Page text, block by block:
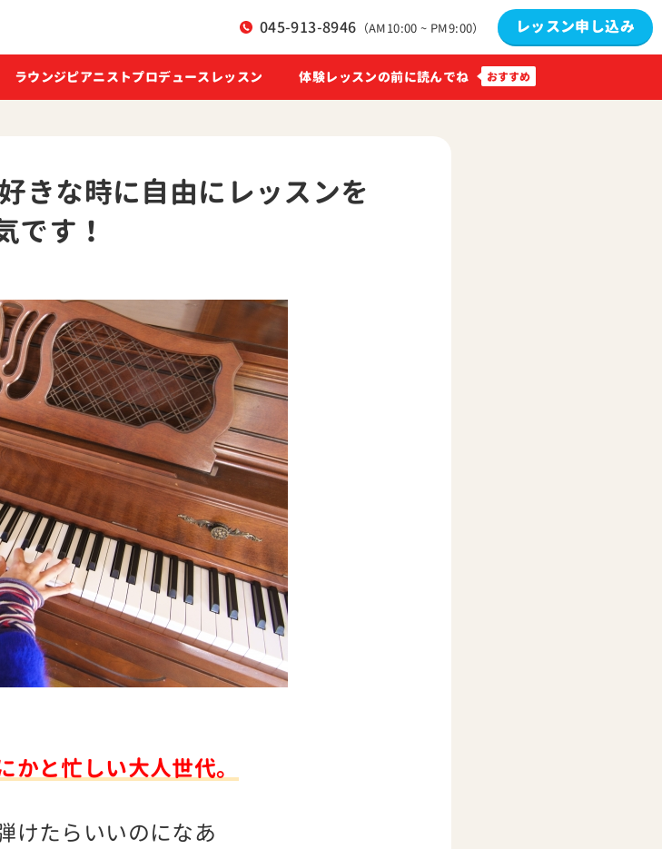
045-913-8946 （AM10:00 ~ PM9:00） レッスン申し込み
ラウンジピアニストプロデュースレッスン 体験レッスンの前に読んでね
きな時に自由にレッスンを
です！
と忙しい大人世代。
けたらいいのになあ